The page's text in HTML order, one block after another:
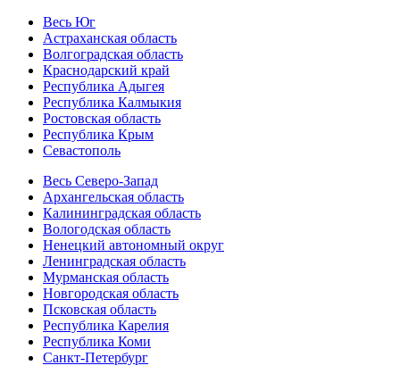
Весь Юг
Астраханская область
Волгоградская область
Краснодарский край
Республика Адыгея
Республика Калмыкия
Ростовская область
Республика Крым
Севастополь
Весь Северо-Запад
Архангельская область
Калининградская область
Вологодская область
Ненецкий автономный округ
Ленинградская область
Мурманская область
Новгородская область
Псковская область
Республика Карелия
Республика Коми
Санкт-Петербург